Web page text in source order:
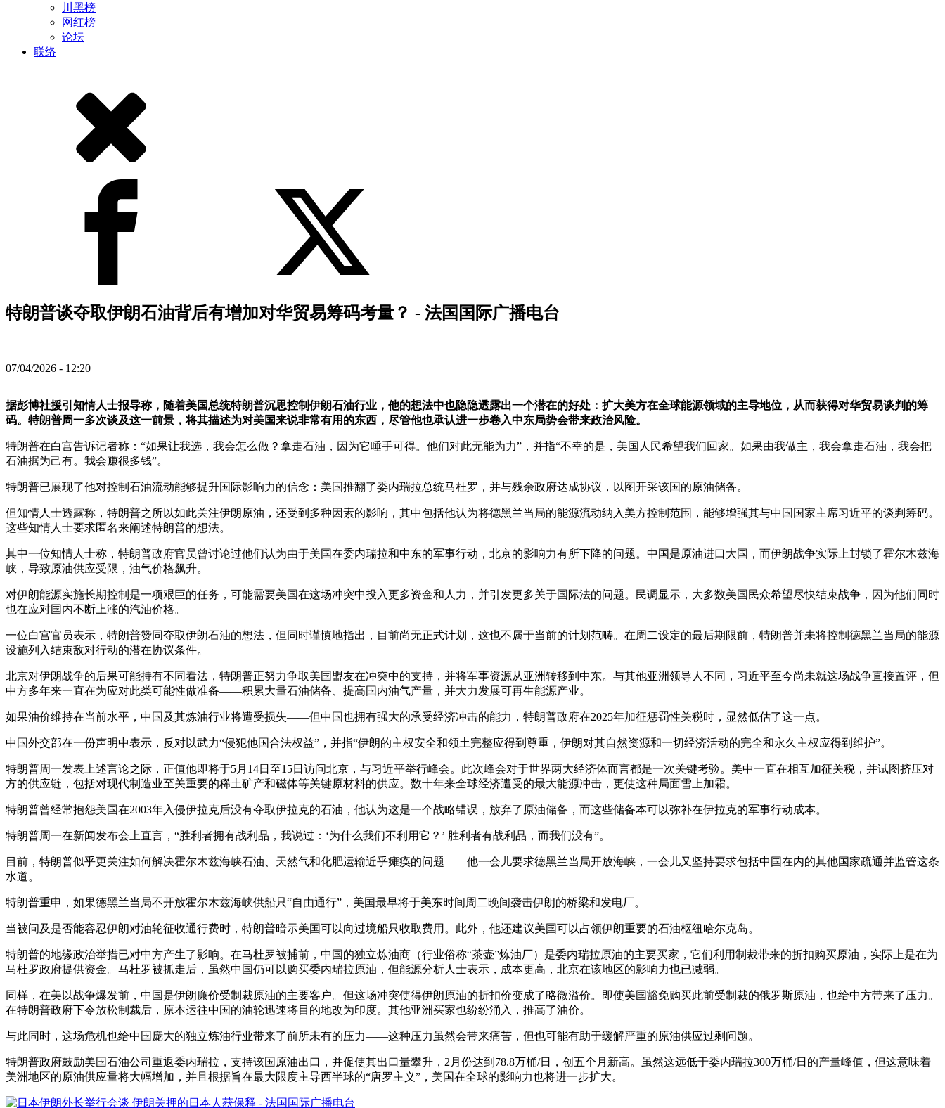
川黑榜
网红榜
论坛
联络
特朗普谈夺取伊朗石油背后有增加对华贸易筹码考量？ - 法国国际广播电台
07/04/2026 - 12:20
据彭博社援引知情人士报导称，随着美国总统特朗普沉思控制伊朗石油行业，他的想法中也隐隐透露出一个潜在的好处：扩大美方在全球能源领域的主导地位，从而获得对华贸易谈判的筹
码。特朗普周一多次谈及这一前景，将其描述为对美国来说非常有用的东西，尽管他也承认进一步卷入中东局势会带来政治风险。
特朗普在白宫告诉记者称：“如果让我选，我会怎么做？拿走石油，因为它唾手可得。他们对此无能为力”，并指“不幸的是，美国人民希望我们回家。如果由我做主，我会拿走石油，我会把
石油据为己有。我会赚很多钱”。
特朗普已展现了他对控制石油流动能够提升国际影响力的信念：美国推翻了委内瑞拉总统马杜罗，并与残余政府达成协议，以图开采该国的原油储备。
但知情人士透露称，特朗普之所以如此关注伊朗原油，还受到多种因素的影响，其中包括他认为将德黑兰当局的能源流动纳入美方控制范围，能够增强其与中国国家主席习近平的谈判筹码。
这些知情人士要求匿名来阐述特朗普的想法。
其中一位知情人士称，特朗普政府官员曾讨论过他们认为由于美国在委内瑞拉和中东的军事行动，北京的影响力有所下降的问题。中国是原油进口大国，而伊朗战争实际上封锁了霍尔木兹海
峡，导致原油供应受限，油气价格飙升。
对伊朗能源实施长期控制是一项艰巨的任务，可能需要美国在这场冲突中投入更多资金和人力，并引发更多关于国际法的问题。民调显示，大多数美国民众希望尽快结束战争，因为他们同时
也在应对国内不断上涨的汽油价格。
一位白宫官员表示，特朗普赞同夺取伊朗石油的想法，但同时谨慎地指出，目前尚无正式计划，这也不属于当前的计划范畴。在周二设定的最后期限前，特朗普并未将控制德黑兰当局的能源
设施列入结束敌对行动的潜在协议条件。
北京对伊朗战争的后果可能持有不同看法，特朗普正努力争取美国盟友在冲突中的支持，并将军事资源从亚洲转移到中东。与其他亚洲领导人不同，习近平至今尚未就这场战争直接置评，但
中方多年来一直在为应对此类可能性做准备——积累大量石油储备、提高国内油气产量，并大力发展可再生能源产业。
如果油价维持在当前水平，中国及其炼油行业将遭受损失——但中国也拥有强大的承受经济冲击的能力，特朗普政府在2025年加征惩罚性关税时，显然低估了这一点。
中国外交部在一份声明中表示，反对以武力“侵犯他国合法权益”，并指“伊朗的主权安全和领土完整应得到尊重，伊朗对其自然资源和一切经济活动的完全和永久主权应得到维护”。
特朗普周一发表上述言论之际，正值他即将于5月14日至15日访问北京，与习近平举行峰会。此次峰会对于世界两大经济体而言都是一次关键考验。美中一直在相互加征关税，并试图挤压对
方的供应链，包括对现代制造业至关重要的稀土矿产和磁体等关键原材料的供应。数十年来全球经济遭受的最大能源冲击，更使这种局面雪上加霜。
特朗普曾经常抱怨美国在2003年入侵伊拉克后没有夺取伊拉克的石油，他认为这是一个战略错误，放弃了原油储备，而这些储备本可以弥补在伊拉克的军事行动成本。
特朗普周一在新闻发布会上直言，“胜利者拥有战利品，我说过：‘为什么我们不利用它？’ 胜利者有战利品，而我们没有”。
目前，特朗普似乎更关注如何解决霍尔木兹海峡石油、天然气和化肥运输近乎瘫痪的问题——他一会儿要求德黑兰当局开放海峡，一会儿又坚持要求包括中国在内的其他国家疏通并监管这条
水道。
特朗普重申，如果德黑兰当局不开放霍尔木兹海峡供船只“自由通行”，美国最早将于美东时间周二晚间袭击伊朗的桥梁和发电厂。
当被问及是否能容忍伊朗对油轮征收通行费时，特朗普暗示美国可以向过境船只收取费用。此外，他还建议美国可以占领伊朗重要的石油枢纽哈尔克岛。
特朗普的地缘政治举措已对中方产生了影响。在马杜罗被捕前，中国的独立炼油商（行业俗称“茶壶”炼油厂）是委内瑞拉原油的主要买家，它们利用制裁带来的折扣购买原油，实际上是在为
马杜罗政府提供资金。马杜罗被抓走后，虽然中国仍可以购买委内瑞拉原油，但能源分析人士表示，成本更高，北京在该地区的影响力也已减弱。
同样，在美以战争爆发前，中国是伊朗廉价受制裁原油的主要客户。但这场冲突使得伊朗原油的折扣价变成了略微溢价。即使美国豁免购买此前受制裁的俄罗斯原油，也给中方带来了压力。
在特朗普政府下令放松制裁后，原本运往中国的油轮迅速将目的地改为印度。其他亚洲买家也纷纷涌入，推高了油价。
与此同时，这场危机也给中国庞大的独立炼油行业带来了前所未有的压力——这种压力虽然会带来痛苦，但也可能有助于缓解严重的原油供应过剩问题。
特朗普政府鼓励美国石油公司重返委内瑞拉，支持该国原油出口，并促使其出口量攀升，2月份达到78.8万桶/日，创五个月新高。虽然这远低于委内瑞拉300万桶/日的产量峰值，但这意味着
美洲地区的原油供应量将大幅增加，并且根据旨在最大限度主导西半球的“唐罗主义”，美国在全球的影响力也将进一步扩大。